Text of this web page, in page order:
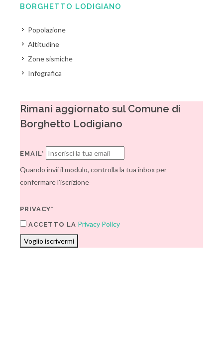
BORGHETTO LODIGIANO
Popolazione
Altitudine
Zone sismiche
Infografica
Rimani aggiornato sul Comune di
Borghetto Lodigiano
EMAIL*
Quando invii il modulo, controlla la tua inbox per
confermare l'iscrizione
PRIVACY*
ACCETTO LA Privacy Policy
Voglio iscrivermi